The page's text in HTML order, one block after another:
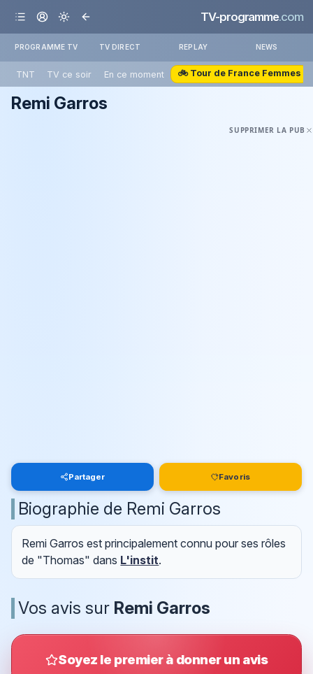
TV-programme.com
PROGRAMME TV TV DIRECT REPLAY NEWS
TNT TV ce soir En ce moment 🚲 Tour de France Femmes
Remi Garros
SUPPRIMER LA PUB
Partager Favoris
Biographie de Remi Garros
Remi Garros est principalement connu pour ses rôles
de "Thomas" dans L'instit.
Vos avis sur Remi Garros
Soyez le premier à donner un avis